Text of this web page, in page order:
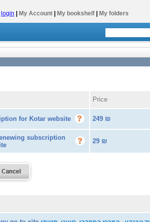
login My Account My bookshelf My folders
Price
for Kotar website 249 ₪
subscription
29 ₪